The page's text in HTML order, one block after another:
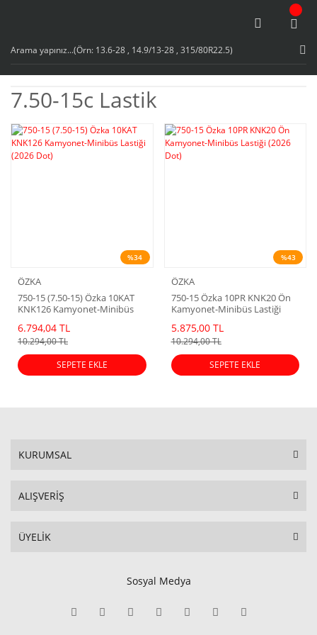
7.50-15c Lastik
%34
ÖZKA
750-15 (7.50-15) Özka 10KAT
KNK126 Kamyonet-Minibüs
6.794,04 TL
10.294,00 TL
SEPETE EKLE
%43
ÖZKA
750-15 Özka 10PR KNK20 Ön
Kamyonet-Minibüs Lastiği
5.875,00 TL
10.294,00 TL
SEPETE EKLE
KURUMSAL
ALIŞVERİŞ
ÜYELİK
Sosyal Medya